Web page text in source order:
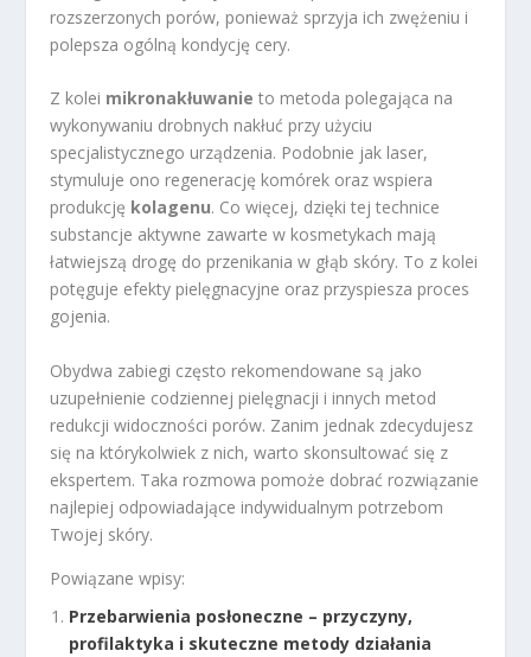
rozszerzonych porów, ponieważ sprzyja ich zwężeniu i
polepsza ogólną kondycję cery.
Z kolei mikronakłuwanie to metoda polegająca na
wykonywaniu drobnych nakłuć przy użyciu
specjalistycznego urządzenia. Podobnie jak laser,
stymuluje ono regenerację komórek oraz wspiera
produkcję kolagenu. Co więcej, dzięki tej technice
substancje aktywne zawarte w kosmetykach mają
łatwiejszą drogę do przenikania w głąb skóry. To z kolei
potęguje efekty pielęgnacyjne oraz przyspiesza proces
gojenia.
Obydwa zabiegi często rekomendowane są jako
uzupełnienie codziennej pielęgnacji i innych metod
redukcji widoczności porów. Zanim jednak zdecydujesz
się na którykolwiek z nich, warto skonsultować się z
ekspertem. Taka rozmowa pomoże dobrać rozwiązanie
najlepiej odpowiadające indywidualnym potrzebom
Twojej skóry.
Powiązane wpisy:
Przebarwienia posłoneczne – przyczyny,
profilaktyka i skuteczne metody działania